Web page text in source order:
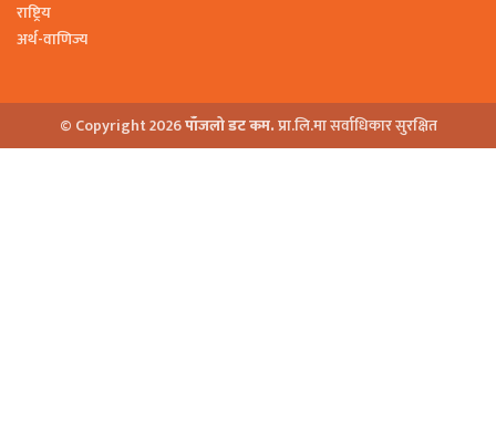
राष्ट्रिय
अर्थ-वाणिज्य
© Copyright 2026पाँजलो डट कम.प्रा.लि.मा सर्वाधिकार सुरक्षित